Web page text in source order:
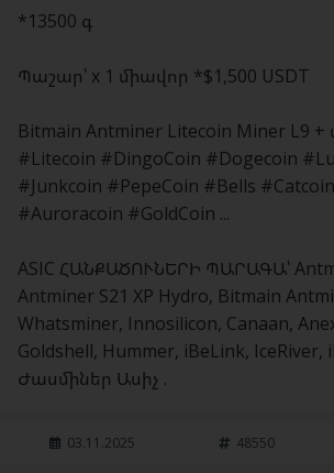
*13500 գ
Պաշար՝ x 1 միավոր *$1,500 USDT
Bitmain Antminer Litecoin Miner L9 +
#Litecoin #DingoCoin #Dogecoin
#Junkcoin #PepeCoin #Bells
#Auroracoin #GoldCoin ...
ASIC ՀԱՆՔԱԾՈՒՆԵՐԻ ՊԱՐԱԳԱ՝
Antminer S21 XP Hydro, Bitmain
Whatsminer, Innosilicon, Canaan,
Goldshell, Hummer, iBeLink, IceRiver,
Ժասմիներ Ասիչ .
03.11.2025 48550